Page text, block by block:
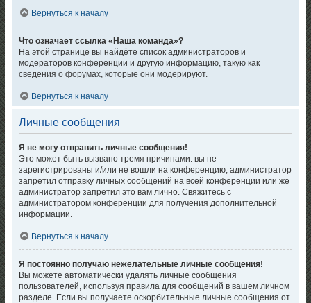
Вернуться к началу
Что означает ссылка «Наша команда»?
На этой странице вы найдёте список администраторов и
модераторов конференции и другую информацию, такую как
сведения о форумах, которые они модерируют.
Вернуться к началу
Личные сообщения
Я не могу отправить личные сообщения!
Это может быть вызвано тремя причинами: вы не
зарегистрированы и/или не вошли на конференцию, администратор
запретил отправку личных сообщений на всей конференции или же
администратор запретил это вам лично. Свяжитесь с
администратором конференции для получения дополнительной
информации.
Вернуться к началу
Я постоянно получаю нежелательные личные сообщения!
Вы можете автоматически удалять личные сообщения
пользователей, используя правила для сообщений в вашем личном
разделе. Если вы получаете оскорбительные личные сообщения от